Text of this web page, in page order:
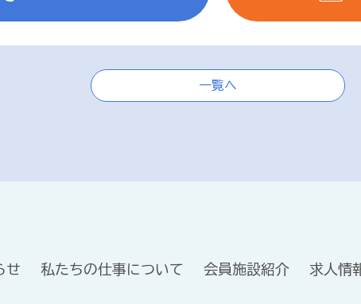
一覧へ
せ 私たちの仕事について 会員施設紹介 求人情